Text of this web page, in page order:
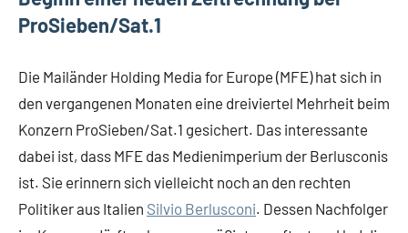
ProSieben/Sat.1
Die Mailänder Holding Media for Europe (MFE) hat sich in
den vergangenen Monaten eine dreiviertel Mehrheit beim
Konzern ProSieben/Sat.1 gesichert. Das interessante
dabei ist, dass MFE das Medienimperium der Berlusconis
ist. Sie erinnern sich vielleicht noch an den rechten
Politiker aus Italien Silvio Berlusconi. Dessen Nachfolger